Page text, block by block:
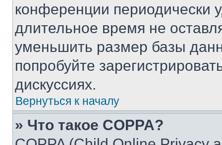
конференции периодически
длительное время не
уменьшить размер базы
попробуйте
дискуссиях.
Вернуться к началу
» Что такое COPPA?